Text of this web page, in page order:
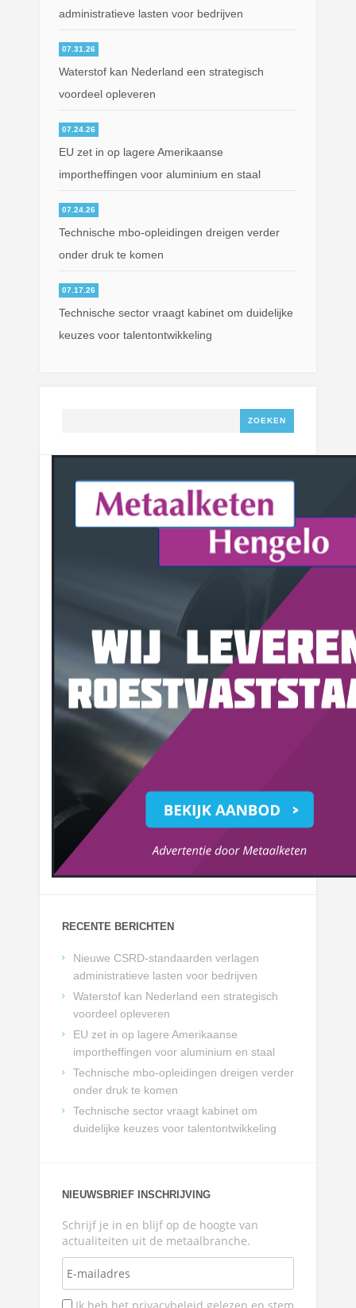
administratieve lasten voor bedrijven
07.31.26
Waterstof kan Nederland een strategisch
voordeel opleveren
07.24.26
EU zet in op lagere Amerikaanse
importheffingen voor aluminium en staal
07.24.26
Technische mbo-opleidingen dreigen verder
onder druk te komen
07.17.26
Technische sector vraagt kabinet om duidelijke
keuzes voor talentontwikkeling
RECENTE BERICHTEN
Nieuwe CSRD-standaarden verlagen
administratieve lasten voor bedrijven
Waterstof kan Nederland een strategisch
voordeel opleveren
EU zet in op lagere Amerikaanse
importheffingen voor aluminium en staal
Technische mbo-opleidingen dreigen verder
onder druk te komen
Technische sector vraagt kabinet om
duidelijke keuzes voor talentontwikkeling
NIEUWSBRIEF INSCHRIJVING
Schrijf je in en blijf op de hoogte van
actualiteiten uit de metaalbranche.